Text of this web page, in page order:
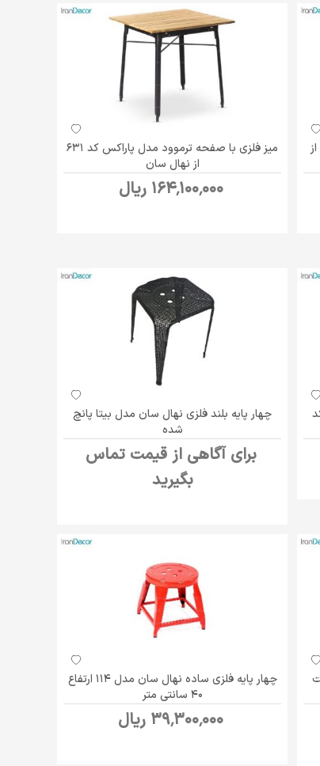
میز فلزی با صفحه ترموود مدل پاراکس کد 631
از نهال سان
164٬100٬000 ریال
چهار پایه بلند فلزی نهال سان مدل بیتا پانچ
شده
برای آگاهی از قیمت تماس
بگیرید
چهار پایه فلزی ساده نهال سان مدل 114 ارتفاع
40 سانتی متر
39٬300٬000 ریال